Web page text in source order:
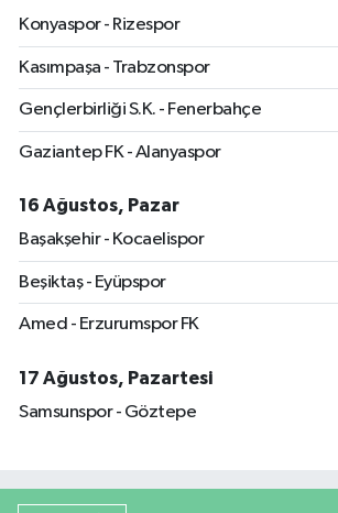
Konyaspor - Rizespor
Kasımpaşa - Trabzonspor
Gençlerbirliği S.K. - Fenerbahçe
Gaziantep FK - Alanyaspor
16 Ağustos, Pazar
Başakşehir - Kocaelispor
Beşiktaş - Eyüpspor
Amed - Erzurumspor FK
17 Ağustos, Pazartesi
Samsunspor - Göztepe